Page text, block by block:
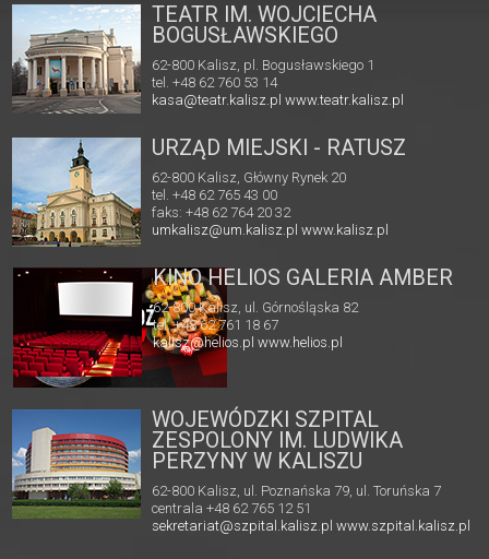
TEATR IM. WOJCIECHA
BOGUSŁAWSKIEGO
62-800 Kalisz, pl. Bogusławskiego 1
tel. +48 62 760 53 14
kasa@teatr.kalisz.pl www.teatr.kalisz.pl
URZĄD MIEJSKI - RATUSZ
62-800 Kalisz, Główny Rynek 20
tel. +48 62 765 43 00
faks: +48 62 764 20 32
umkalisz@um.kalisz.plwww.kalisz.pl
KINO HELIOS GALERIA AMBER
62-800 Kalisz, ul. Górnośląska 82
tel. +48 62 761 18 67
kalisz@helios.pl www.helios.pl
WOJEWÓDZKI SZPITAL
ZESPOLONY IM. LUDWIKA
PERZYNY W KALISZU
62-800 Kalisz, ul. Poznańska 79, ul. Toruńska 7
centrala +48 62 765 12 51
sekretariat@szpital.kalisz.pl www.szpital.kalisz.pl